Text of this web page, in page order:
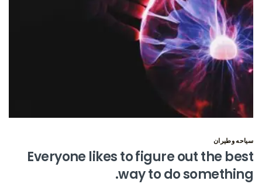
سياحه وطيران
Everyone likes to figure out the best
way to do something.